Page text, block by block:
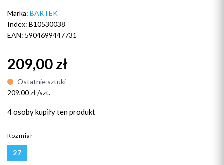
Marka: BARTEK
Index: B10530038
EAN: 5904699447731
209,00 zł
Ostatnie sztuki
209,00 zł /szt.
4 osobykupiły ten produkt
Rozmiar
27